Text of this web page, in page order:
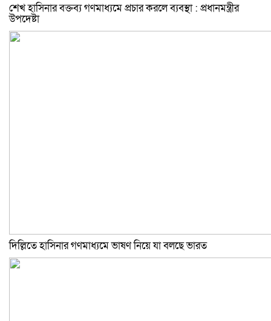
শেখ হাসিনার বক্তব্য গণমাধ্যমে প্রচার করলে ব্যবস্থা : প্রধানমন্ত্রীর
উপদেষ্টা
দিল্লিতে হাসিনার গণমাধ্যমে ভাষণ নিয়ে যা বলছে ভারত